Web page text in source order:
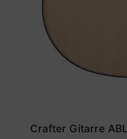
Crafter Gitarre